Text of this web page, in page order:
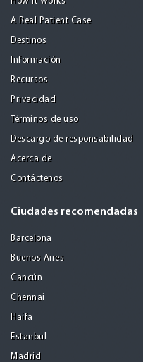
A Real Patient Case
Destinos
Información
Recursos
Privacidad
Términos de uso
Descargo de responsabilidad
Acerca de
Contáctenos
Ciudades recomendadas
Barcelona
Buenos Aires
Cancún
Chennai
Haifa
Estanbul
Madrid